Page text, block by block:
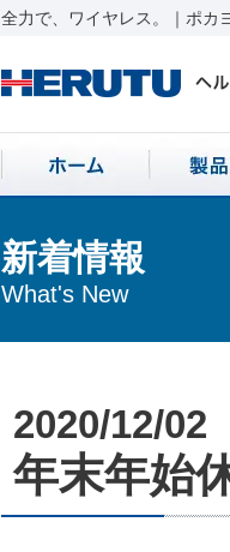
全力で、ワイヤレス。｜ポカ
新着情報
What's New
2020/12/02
年末年始